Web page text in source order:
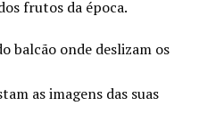
frutos da época.
balcão onde deslizam os
as imagens das suas